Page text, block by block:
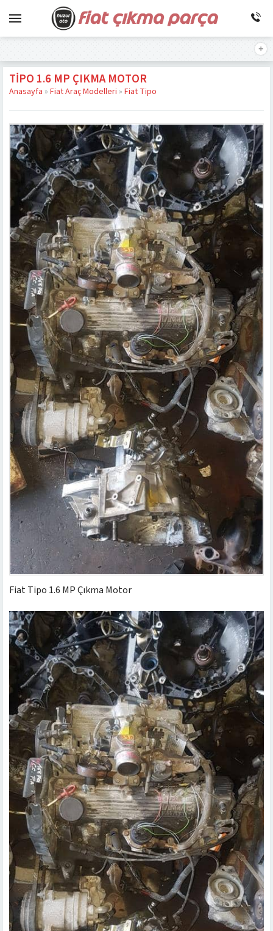
TIPO 1.6 MP ÇIKMA MOTOR
Anasayfa » Fiat Araç Modelleri » Fiat Tipo
Fiat Tipo 1.6 MP Çıkma Motor